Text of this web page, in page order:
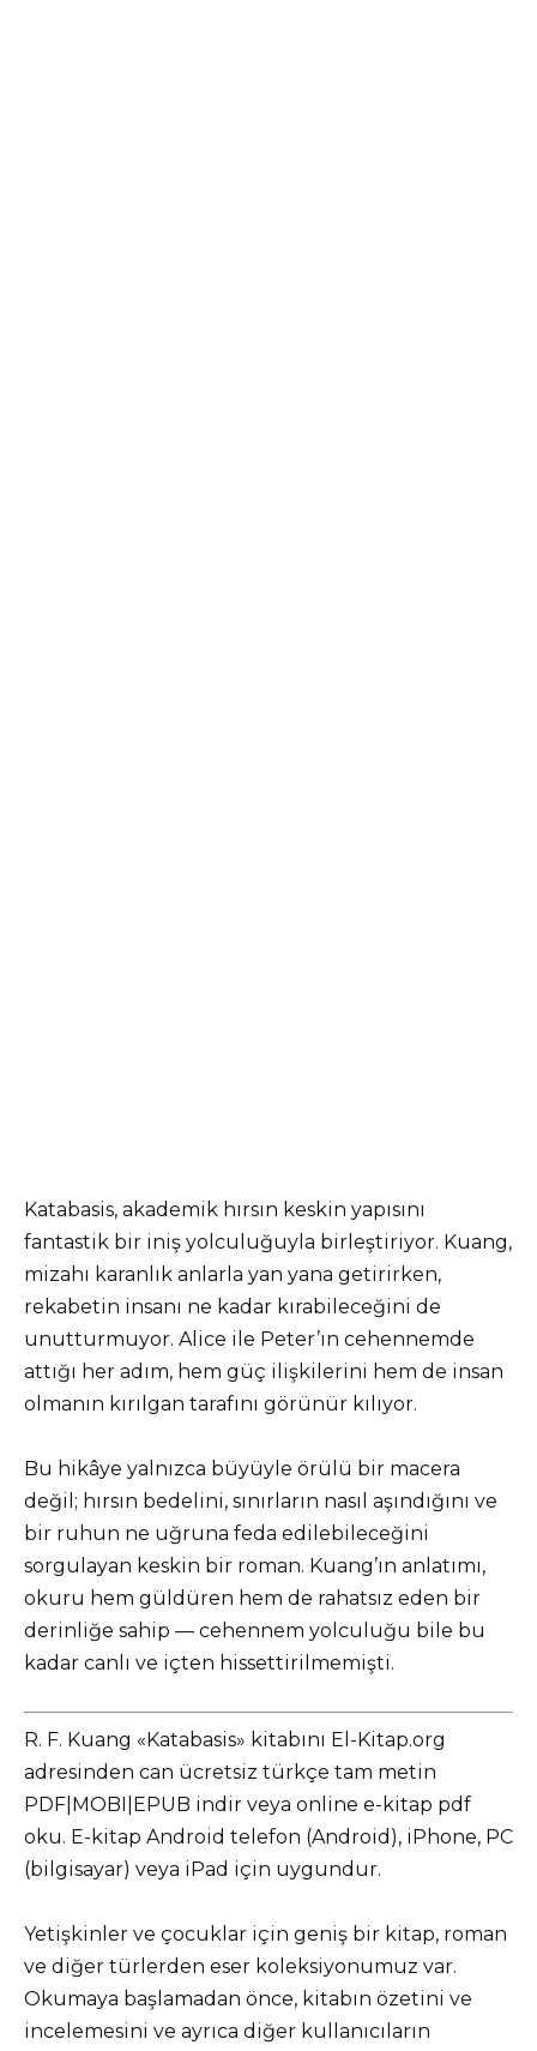
Katabasis, akademik hırsın keskin yapısını
fantastik bir iniş yolculuğuyla birleştiriyor. Kuang,
mizahı karanlık anlarla yan yana getirirken,
rekabetin insanı ne kadar kırabileceğini de
unutturmuyor. Alice ile Peter’ın cehennemde
attığı her adım, hem güç ilişkilerini hem de insan
olmanın kırılgan tarafını görünür kılıyor.
Bu hikâye yalnızca büyüyle örülü bir macera
değil; hırsın bedelini, sınırların nasıl aşındığını ve
bir ruhun ne uğruna feda edilebileceğini
sorgulayan keskin bir roman. Kuang’ın anlatımı,
okuru hem güldüren hem de rahatsız eden bir
derinliğe sahip — cehennem yolculuğu bile bu
kadar canlı ve içten hissettirilmemişti.
R. F. Kuang «Katabasis» kitabını El-Kitap.org
adresinden can ücretsiz türkçe tam metin
PDF|MOBI|EPUB indir veya online e-kitap pdf
oku. E-kitap Android telefon (Android), iPhone, PC
(bilgisayar) veya iPad için uygundur.
Yetişkinler ve çocuklar için geniş bir kitap, roman
ve diğer türlerden eser koleksiyonumuz var.
Okumaya başlamadan önce, kitabın özetini ve
incelemesini ve ayrıca diğer kullanıcıların